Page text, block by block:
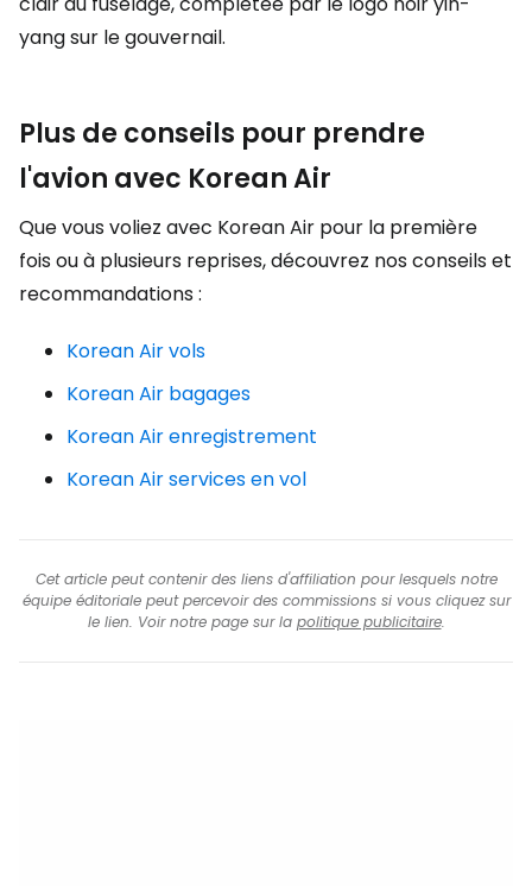
yang sur le gouvernail.
Plus de conseils pour prendre
l'avion avec Korean Air
Que vous voliez avec Korean Air pour la première
fois ou à plusieurs reprises, découvrez nos conseils et
recommandations :
Korean Air vols
Korean Air bagages
Korean Air enregistrement
Korean Air services en vol
Cet article peut contenir des liens d'affiliation pour lesquels notre
équipe éditoriale peut percevoir des commissions si vous cliquez sur
le lien. Voir notre page sur la politique publicitaire.